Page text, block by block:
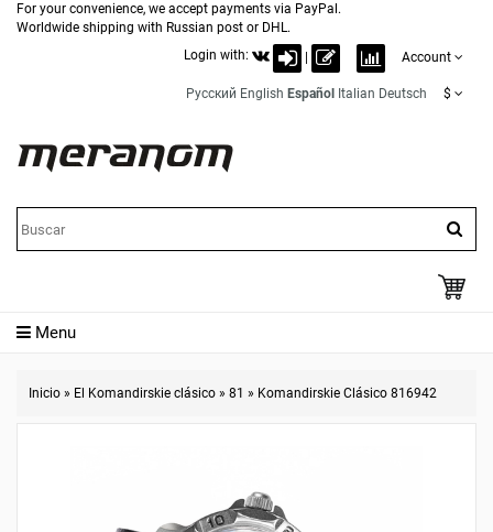
For your convenience, we accept payments via PayPal.
Worldwide shipping with Russian post or DHL.
Login with:
Account
Русский English Español Italian Deutsch $
Menu
Inicio » El Komandirskie clásico » 81 » Komandirskie Clásico 816942